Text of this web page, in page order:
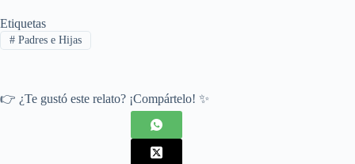
Etiquetas
#Padres e Hijas
👉 ¿Te gustó este relato? ¡Compártelo! ✨